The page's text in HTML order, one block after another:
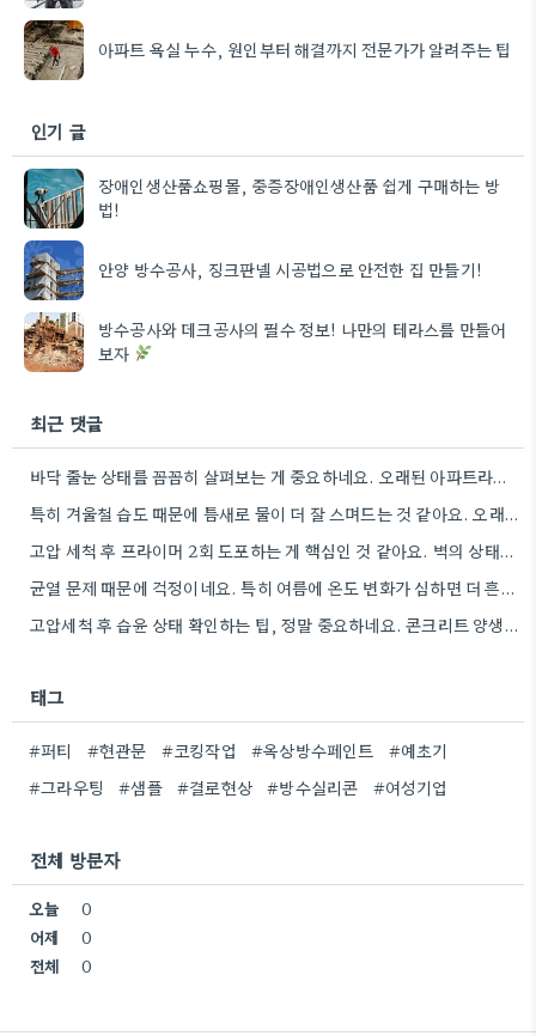
아파트 욕실 누수, 원인부터 해결까지 전문가가 알려주는 팁
인기 글
장애인생산품쇼핑몰, 중증장애인생산품 쉽게 구매하는 방
법!
안양 방수공사, 징크판넬 시공법으로 안전한 집 만들기!
방수공사와 데크공사의 필수 정보! 나만의 테라스를 만들어
보자
최근 댓글
바닥 줄눈 상태를 꼼꼼히 살펴보는 게 중요하네요. 오래된 아파트라면 줄눈부터 망가지기 쉬울 것 같아요.
특히 겨울철 습도 때문에 틈새로 물이 더 잘 스며드는 것 같아요. 오래된 건물일수록 이런 부분에…
고압 세척 후 프라이머 2회 도포하는 게 핵심인 것 같아요. 벽의 상태에 따라 흡수율이 달라지니까,…
균열 문제 때문에 걱정이네요. 특히 여름에 온도 변화가 심하면 더 흔할 텐데, 시공 전에 충분한…
고압세척 후 습윤 상태 확인하는 팁, 정말 중요하네요. 콘크리트 양생 기간도 꼼꼼히 확인해야 하는 것…
태그
#퍼티 #현관문 #코킹작업 #옥상방수페인트
#예초기
#그라우팅
#샘플 #결로현상 #방수실리콘 #여성기업
전체 방문자
오늘
0
어제
0
전체
0